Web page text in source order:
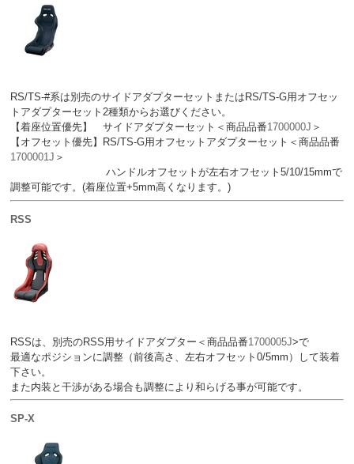
RS/TS-#系は別売のサイドアダプターセットまたはRS/TS-G用オフセッ
トアダプターセット2種類からお選びください。
【着座位置優先】 サイドアダプターセット＜商品品番1700000J ＞
【オフセット優先】RS/TS-G用オフセットアダプターセット＜商品品番
1700001J ＞
ハンドルオフセットが左右オフセット5/10/15mmで
調整可能です。(着座位置+5mm高くなります。)
RSS
RSSは、別売のRSS用サイドアダプター＜商品品番1700005J>で
最適なポジションに調整（前後高さ、左右オフセット0/5mm）して装着
下さい。
また内装と干渉がある場合も調整により和らげる事が可能です。
SP-X